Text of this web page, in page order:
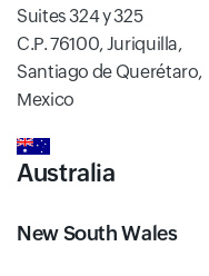
Suites 324 y 325
C.P. 76100, Juriquilla,
Santiago de Querétaro,
Mexico
Australia
New South Wales